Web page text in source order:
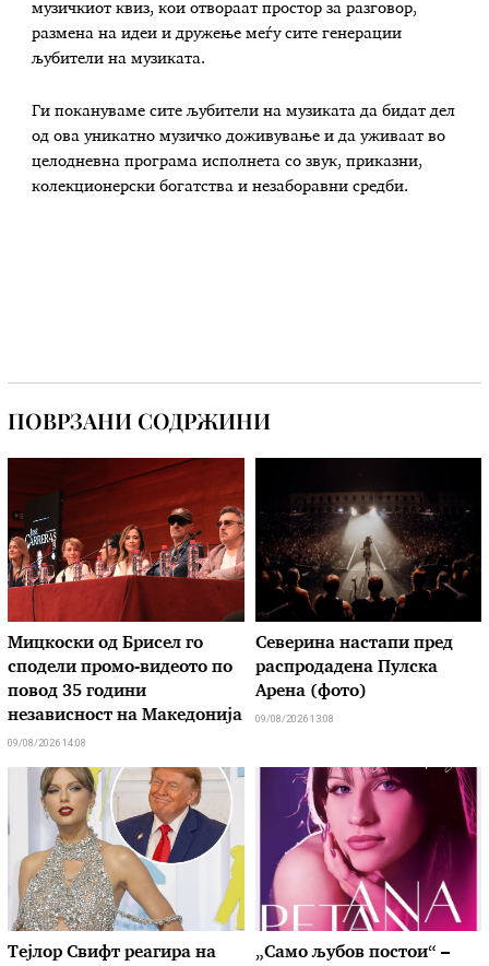
музичкиот квиз, кои отвораат простор за разговор,
размена на идеи и дружење меѓу сите генерации
љубители на музиката.
Ги покануваме сите љубители на музиката да бидат дел
од ова уникатно музичко доживување и да уживаат во
целодневна програма исполнета со звук, приказни,
колекционерски богатства и незаборавни средби.
ПОВРЗАНИ СОДРЖИНИ
Мицкоски од Брисел го
сподели промо-видеото по
повод 35 години
независност на Македонија
09/08/2026 14:08
Северина настапи пред
распродадена Пулска
Арена (фото)
09/08/2026 13:08
Тејлор Свифт реагира на
„Само љубов постои“ –